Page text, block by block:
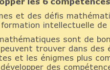
et des défis
intellectuelle
sont de
trouver dans des
et les énigmes plus
des